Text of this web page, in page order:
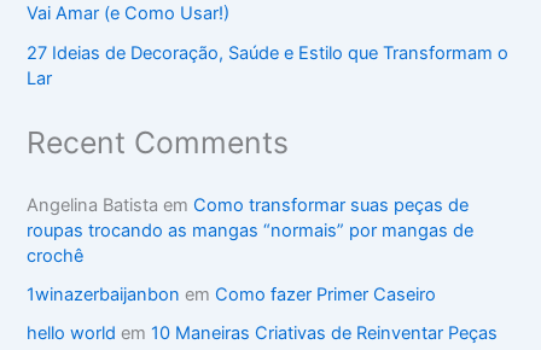
Vai Amar (e Como Usar!)
27 Ideias de Decoração, Saúde e Estilo que Transformam o
Lar
Recent Comments
Angelina Batista em Como transformar suas peças de
roupas trocando as mangas “normais” por mangas de
crochê
1winazerbaijanbon em Como fazer Primer Caseiro
hello world em10 Maneiras Criativas de Reinventar Peças